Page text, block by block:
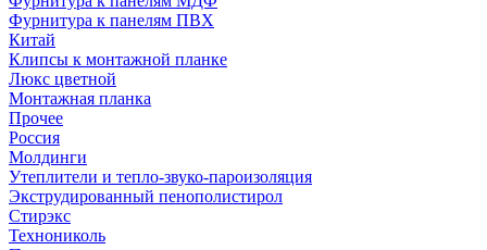
Фурнитура к панелям ПВХ
Китай
Клипсы к монтажной планке
Люкс цветной
Монтажная планка
Прочее
Россия
Молдинги
Утеплители и тепло-звуко-пароизоляция
Экструдированный пенополистирол
Стирэкс
Технониколь